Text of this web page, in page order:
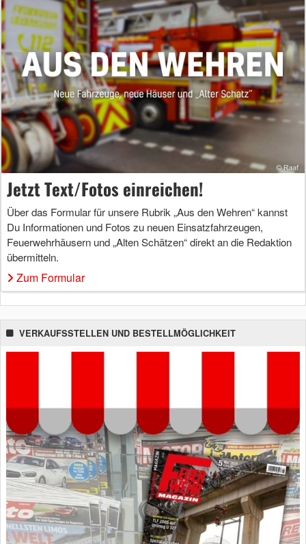
Jetzt Text/Fotos einreichen!
Über das Formular für unsere Rubrik „Aus den Wehren“ kannst
Du Informationen und Fotos zu neuen Einsatzfahrzeugen,
Feuerwehrhäusern und „Alten Schätzen“ direkt an die Redaktion
übermitteln.
Zum Formular
VERKAUFSSTELLEN UND BESTELLMÖGLICHKEIT